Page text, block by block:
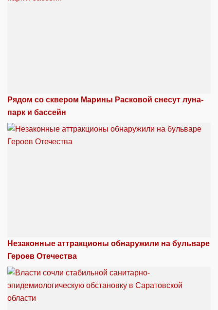
Рядом со сквером Марины Расковой снесут луна-
парк и бассейн
Незаконные аттракционы обнаружили на бульваре
Героев Отечества